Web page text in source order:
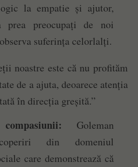
la empatie și ajutor,
prea preocupați de noi
suferința celorlalți.
noastre este că nu profităm
de a ajuta, deoarece atenția
în direcția greșită.”
Goleman
din domeniul
care demonstrează că